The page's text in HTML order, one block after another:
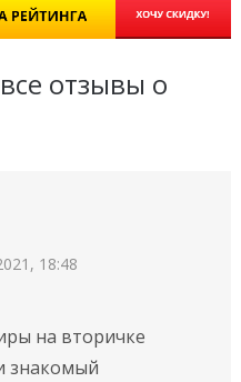
отзывы о
18:48
на вторичке
знакомый